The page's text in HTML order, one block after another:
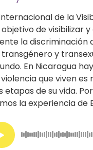
de la
de visibilizar
la discriminación
y
En Nicaragua
que viven
etapas de su vida.
la experiencia de